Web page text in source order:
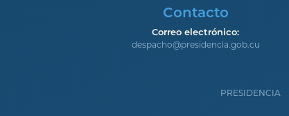
Contacto
Correo electrónico:
despacho@presidencia.gob.cu
PRESIDENCIA